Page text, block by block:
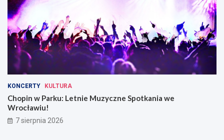
KONCERTY KULTURA
Chopin w Parku: Letnie Muzyczne Spotkania we
Wrocławiu!
7 sierpnia 2026